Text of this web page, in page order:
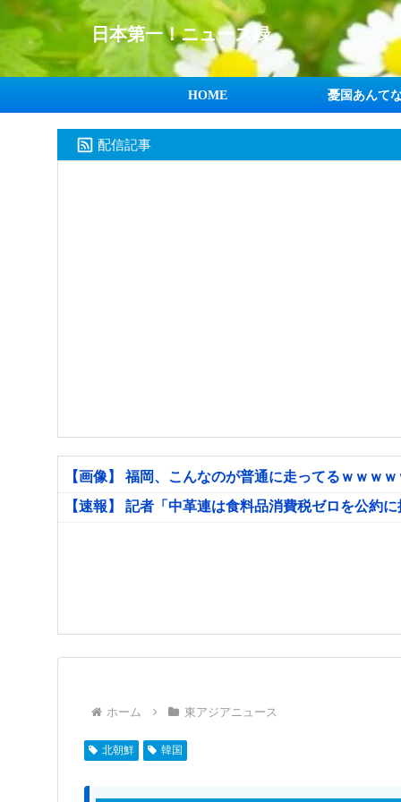
日本第一！ニュース録
HOME 憂国あんて
配信記事
【画像】 福岡、こんなのが普通に走ってるｗｗｗ
【速報】 記者「中革連は食料品消費税ゼロを公約
ホーム 東アジアニュース
北朝鮮 韓国